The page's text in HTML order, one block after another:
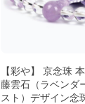
【彩や】 京念珠
藤雲石（ラベンダ
スト）デザイン念